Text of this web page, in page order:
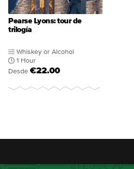
Pearse Lyons: tour de
trilogía
Whiskey or Alcohol
1 Hour
Desde €22.00